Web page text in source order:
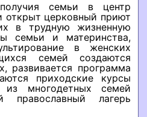
семьи в центр
открыт церковный приют
в трудную жизненную
семьи и материнства,
в женских
семей создаются
развивается программа
приходские курсы
многодетных семей
православный лагерь